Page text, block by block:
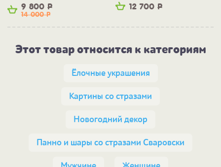
9 800 Р
14 000Р
12 700 Р
Этот товар относится к категориям
Ёлочные украшения
Картины со стразами
Новогодний декор
Панно и шары со стразами Сваровски